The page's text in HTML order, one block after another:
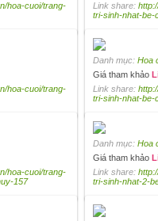
hoa-cuoi/trang-
Link share:
tri-sinh-nhat-be-
hoa-cuoi/trang-
Danh mục: Hoa
Giá tham khảo
Link share:
tri-sinh-nhat-be-
hoa-cuoi/trang-
157
Danh mục: Hoa
Giá tham khảo
Link share:
tri-sinh-nhat-2-